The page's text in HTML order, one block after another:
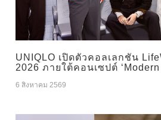
UNIQLO เปิดตัวคอลเลกชัน
2026 ภายใต้คอนเซปต์
6 สิงหาคม 2569